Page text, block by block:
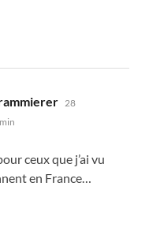
sagt:
28
ceux que j’ai vu
en France